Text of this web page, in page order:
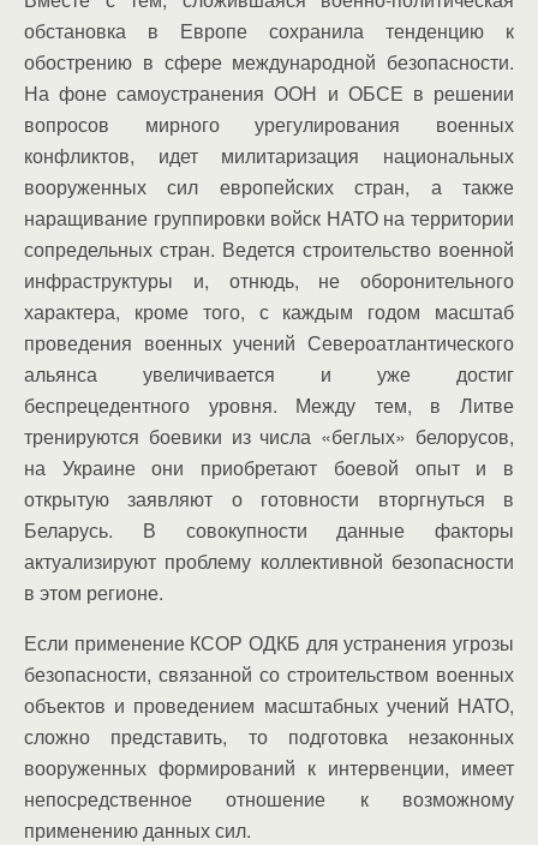
обстановка в Европе сохранила тенденцию к
обострению в сфере международной безопасности.
На фоне самоустранения ООН и ОБСЕ в решении
вопросов мирного урегулирования военных
конфликтов, идет милитаризация национальных
вооруженных сил европейских стран, а также
наращивание группировки войск НАТО на территории
сопредельных стран. Ведется строительство военной
инфраструктуры и, отнюдь, не оборонительного
характера, кроме того, с каждым годом масштаб
проведения военных учений Североатлантического
альянса увеличивается и уже достиг
беспрецедентного уровня. Между тем, в Литве
тренируются боевики из числа «беглых» белорусов,
на Украине они приобретают боевой опыт и в
открытую заявляют о готовности вторгнуться в
Беларусь. В совокупности данные факторы
актуализируют проблему коллективной безопасности
в этом регионе.
Если применение КСОР ОДКБ для устранения угрозы
безопасности, связанной со строительством военных
объектов и проведением масштабных учений НАТО,
сложно представить, то подготовка незаконных
вооруженных формирований к интервенции, имеет
непосредственное отношение к возможному
применению данных сил.